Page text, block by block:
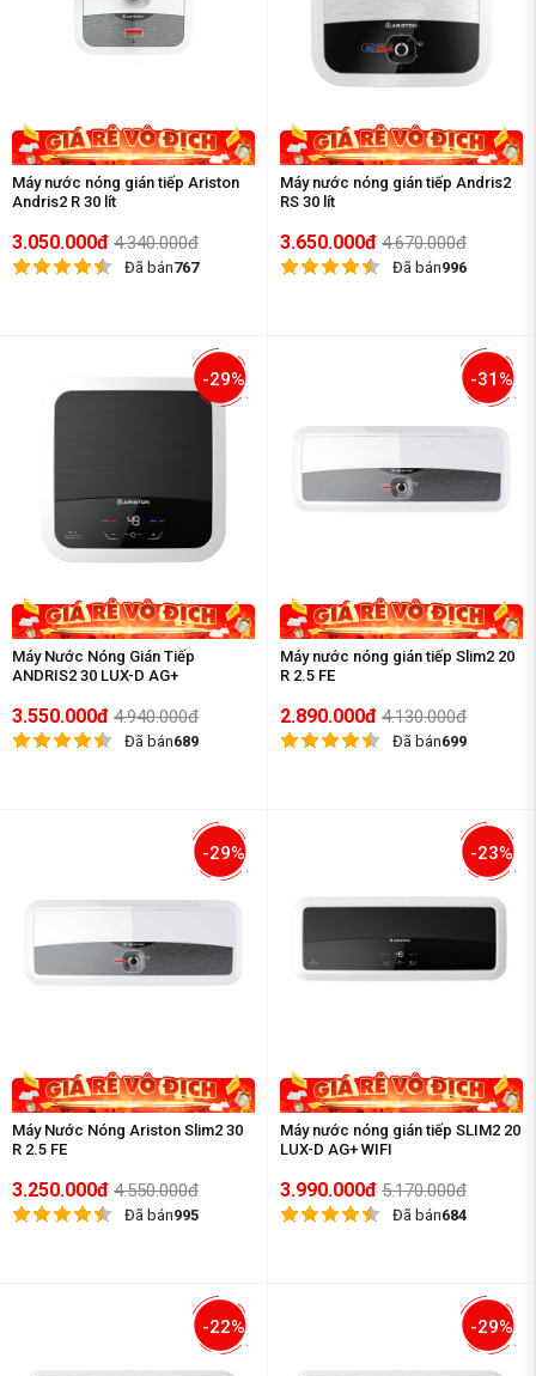
Máy nước nóng gián tiếp Ariston
Andris2 R 30 lít
3.050.000đ 4.340.000đ
Đã bán767
Máy nước nóng gián tiếp Andris2
RS 30 lít
3.650.000đ 4.670.000đ
Đã bán996
-29%
Máy Nước Nóng Gián Tiếp
ANDRIS2 30 LUX-D AG+
3.550.000đ 4.940.000đ
Đã bán689
-31%
Máy nước nóng gián tiếp Slim2 20
R 2.5 FE
2.890.000đ 4.130.000đ
Đã bán699
-29%
Máy Nước Nóng Ariston Slim2 30
R 2.5 FE
3.250.000đ 4.550.000đ
Đã bán995
-23%
Máy nước nóng gián tiếp SLIM2 20
LUX-D AG+ WIFI
3.990.000đ 5.170.000đ
Đã bán684
-22% -29%